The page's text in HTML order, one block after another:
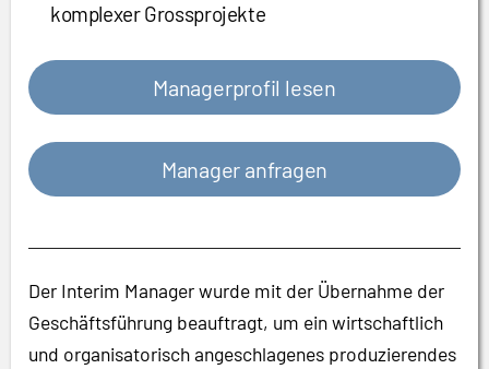
komplexer Grossprojekte
Managerprofil lesen
Manager anfragen
Der Interim Manager wurde mit der Übernahme der
Geschäftsführung beauftragt, um ein wirtschaftlich
und organisatorisch angeschlagenes produzierendes